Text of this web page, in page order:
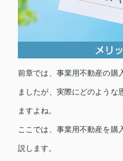
前章では、事業用不動産の購
ましたが、実際にどのような
ますよね。
ここでは、事業用不動産を購
説します。